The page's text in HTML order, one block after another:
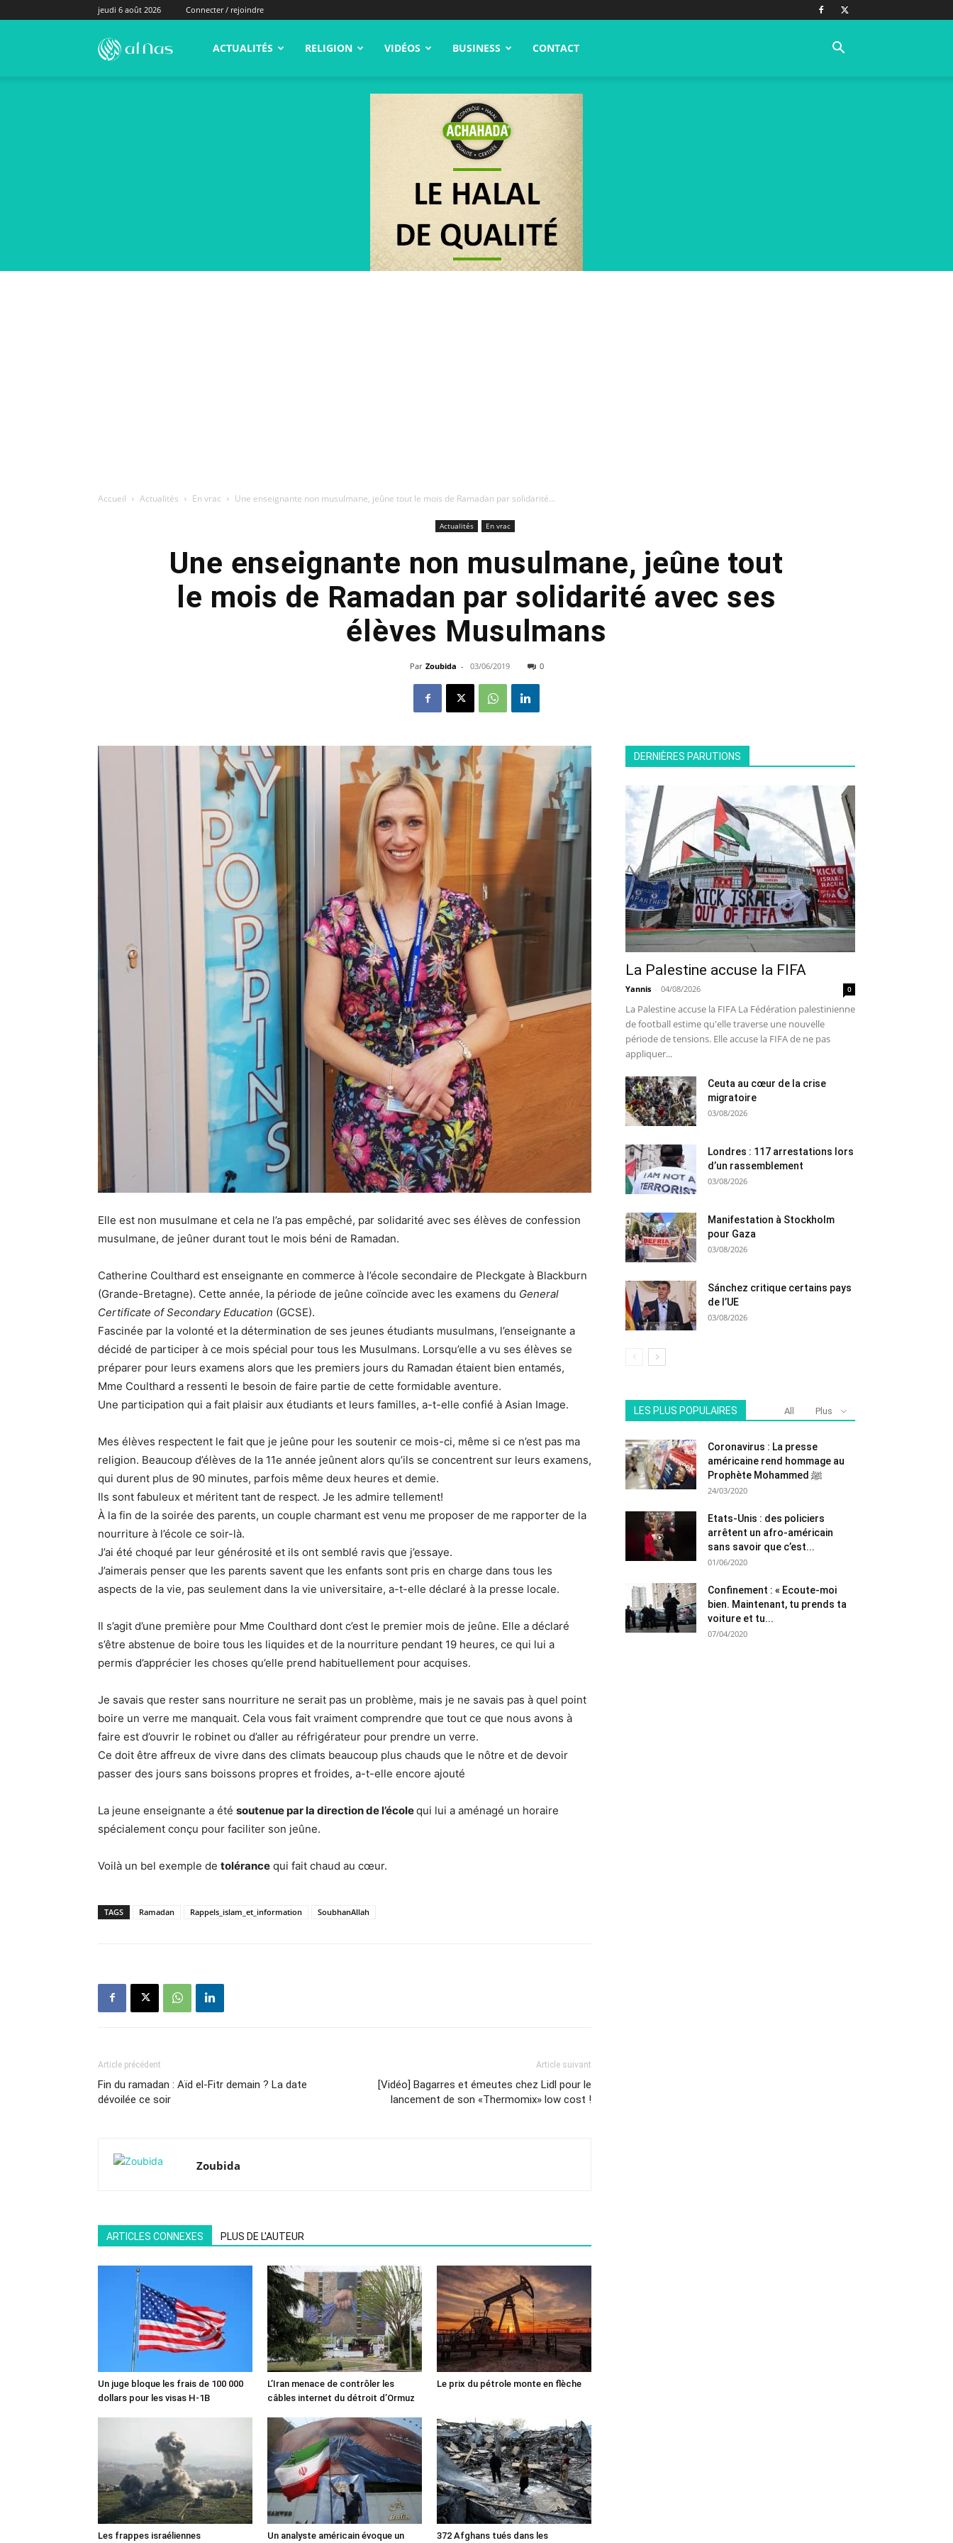
jeudi 6 août 2026 Connecter / rejoindre
alNas.fr ACTUALITÉS RELIGION VIDÉOS BUSINESS CONTACT
Accueil Actualités En vrac Une enseignante non musulmane, jeûne tout le mois de Ramadan par solidarité...
Actualités En vrac
Une enseignante non musulmane, jeûne tout
le mois de Ramadan par solidarité avec ses
élèves Musulmans
Par Zoubida - 03/06/2019 0
Elle est non musulmane et cela ne l’a pas empêché, par solidarité avec ses élèves de confession
musulmane, de jeûner durant tout le mois béni de Ramadan.
Catherine Coulthard est enseignante en commerce à l’école secondaire de Pleckgate à Blackburn
(Grande-Bretagne). Cette année, la période de jeûne coïncide avec les examens du General
Certificate of Secondary Education (GCSE).
Fascinée par la volonté et la détermination de ses jeunes étudiants musulmans, l’enseignante a
décidé de participer à ce mois spécial pour tous les Musulmans. Lorsqu’elle a vu ses élèves se
préparer pour leurs examens alors que les premiers jours du Ramadan étaient bien entamés,
Mme Coulthard a ressenti le besoin de faire partie de cette formidable aventure.
Une participation qui a fait plaisir aux étudiants et leurs familles, a-t-elle confié à Asian Image.
Mes élèves respectent le fait que je jeûne pour les soutenir ce mois-ci, même si ce n’est pas ma
religion. Beaucoup d’élèves de la 11e année jeûnent alors qu’ils se concentrent sur leurs examens,
qui durent plus de 90 minutes, parfois même deux heures et demie.
Ils sont fabuleux et méritent tant de respect. Je les admire tellement!
À la fin de la soirée des parents, un couple charmant est venu me proposer de me rapporter de la
nourriture à l’école ce soir-là.
J’ai été choqué par leur générosité et ils ont semblé ravis que j’essaye.
J’aimerais penser que les parents savent que les enfants sont pris en charge dans tous les
aspects de la vie, pas seulement dans la vie universitaire, a-t-elle déclaré à la presse locale.
Il s’agit d’une première pour Mme Coulthard dont c’est le premier mois de jeûne. Elle a déclaré
s’être abstenue de boire tous les liquides et de la nourriture pendant 19 heures, ce qui lui a
permis d’apprécier les choses qu’elle prend habituellement pour acquises.
Je savais que rester sans nourriture ne serait pas un problème, mais je ne savais pas à quel point
boire un verre me manquait. Cela vous fait vraiment comprendre que tout ce que nous avons à
faire est d’ouvrir le robinet ou d’aller au réfrigérateur pour prendre un verre.
Ce doit être affreux de vivre dans des climats beaucoup plus chauds que le nôtre et de devoir
passer des jours sans boissons propres et froides, a-t-elle encore ajouté
La jeune enseignante a été soutenue par la direction de l’écolequi lui a aménagé un horaire
spécialement conçu pour faciliter son jeûne.
Voilà un bel exemple de tolérance qui fait chaud au cœur.
TAGS Ramadan Rappels_islam_et_information SoubhanAllah
Article précédent
Fin du ramadan : Aïd el-Fitr demain ? La date
dévoilée ce soir
Article suivant
[Vidéo] Bagarres et émeutes chez Lidl pour le
lancement de son «Thermomix» low cost !
Zoubida
ARTICLES CONNEXES PLUS DE L'AUTEUR
Un juge bloque les frais de 100 000
dollars pour les visas H-1B
L’Iran menace de contrôler les
câbles internet du détroit d’Ormuz
Le prix du pétrole monte en flèche
Les frappes israéliennes Un analyste américain évoque un 372 Afghans tués dans les
DERNIÈRES PARUTIONS
La Palestine accuse la FIFA
Yannis - 04/08/2026 0
La Palestine accuse la FIFA La Fédération palestinienne
de football estime qu'elle traverse une nouvelle
période de tensions. Elle accuse la FIFA de ne pas
appliquer...
Ceuta au cœur de la crise
migratoire
03/08/2026
Londres : 117 arrestations lors
d’un rassemblement
03/08/2026
Manifestation à Stockholm
pour Gaza
03/08/2026
Sánchez critique certains pays
de l’UE
03/08/2026
LES PLUS POPULAIRES All Plus
Coronavirus : La presse
américaine rend hommage au
Prophète Mohammed ﷺ
24/03/2020
Etats-Unis : des policiers
arrêtent un afro-américain
sans savoir que c’est...
01/06/2020
Confinement : « Ecoute-moi
bien. Maintenant, tu prends ta
voiture et tu...
07/04/2020